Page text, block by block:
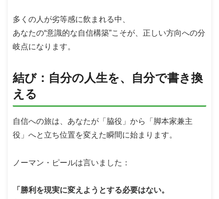
多くの人が劣等感に飲まれる中、
あなたの“意識的な自信構築”こそが、正しい方向への分
岐点になります。
結び：自分の人生を、自分で書き換
える
自信への旅は、あなたが「脇役」から「脚本家兼主
役」へと立ち位置を変えた瞬間に始まります。
ノーマン・ピールは言いました：
「勝利を現実に変えようとする必要はない。